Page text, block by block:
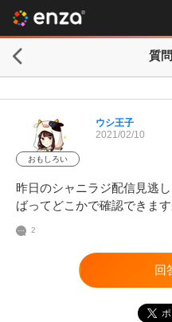
質
おもしろい
ウシ王子
2021/02/10
昨日のシャニラジ配信見逃
ばってどこかで確認できま
2
回